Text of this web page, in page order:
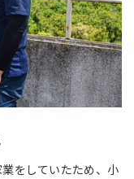
をしていたため、小